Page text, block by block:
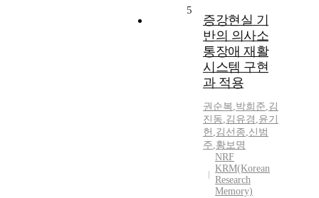
5
증강현실 기
반의 의사소
통장애 재활
시스템 구현
과 적용
권순복,박희준,김
진동,김유경 ,윤기
헌 ,김선종,신범
주,황보명
NRF
KRM(Korean
Research
Memory)